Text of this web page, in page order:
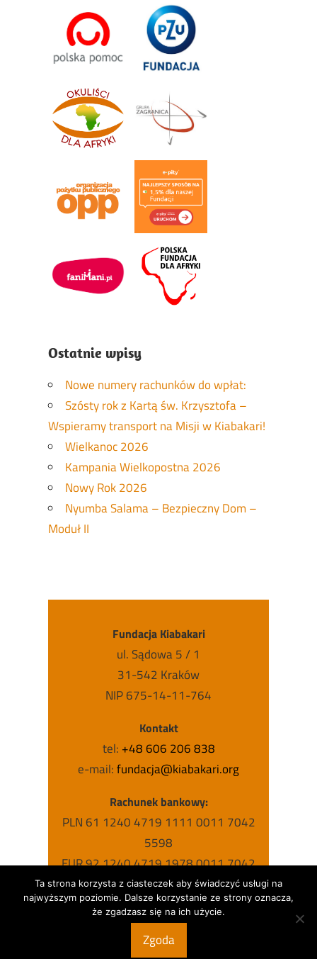
Ostatnie wpisy
Nowe numery rachunków do wpłat:
Szósty rok z Kartą św. Krzysztofa –
Wspieramy transport na Misji w Kiabakari!
Wielkanoc 2026
Kampania Wielkopostna 2026
Nowy Rok 2026
Nyumba Salama – Bezpieczny Dom –
Moduł II
Fundacja Kiabakari
ul. Sądowa 5 / 1
31-542 Kraków
NIP 675-14-11-764
Kontakt
tel: +48 606 206 838
e-mail:fundacja@kiabakari.org
Rachunek bankowy:
PLN 61 1240 4719 1111 0011 7042
5598
EUR 92 1240 4719 1978 0011 7042
5631
USD 63 1240 4719 1787 0011 7042
5615
Ta strona korzysta z ciasteczek aby świadczyć usługi na
najwyższym poziomie. Dalsze korzystanie ze strony oznacza,
że zgadzasz się na ich użycie.
Zgoda